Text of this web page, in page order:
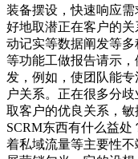
装备摆设，快速响应
好地取潜正在客户的
动记实等数据阐发等
等功能工做报告请示
发，例如，使团队能
户关系。正在很多分
取客户的优良关系，
SCRM东西有什么益
着私域流量等主要性